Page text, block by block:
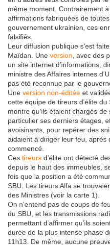
même moment. Contrairement
affirmations fabriquées de
gouvernement ukrainien, ces
falsifiés.
Leur diffusion publique s’est
Maïdan. Une version, avec des
un site internet d’informations,
ministre des Affaires internes
pas été reconnue par le
Une version non-éditée et
cette équipe de tireurs d’élite du
montre qu’ils étaient chargés de
particulier ses derniers étages,
avoisinants, pour repérer des
aidaient à diriger leur feu, après
commencé.
Ces tireurs d’élite ont détecté
depuis le haut des immeubles,
fois que la position a été
SBU. Les tireurs Alfa se
des Ministres (voir la carte 1).
On n’entend pas de coups de
du SBU, et les transmissions
permettant d’affirmer qu’ils
durée de la plus intense phase
11h13. De même, aucune